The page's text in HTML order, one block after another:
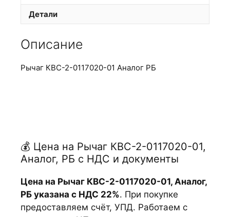
Детали
Описание
Рычаг КВС-2-0117020-01 Аналог РБ
💰 Цена на Рычаг КВС-2-0117020-01,
Аналог, РБ с НДС и документы
Цена на Рычаг КВС-2-0117020-01, Аналог,
РБ указана с НДС 22%. При покупке
предоставляем счёт, УПД. Работаем с